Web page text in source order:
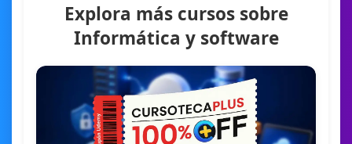
Explora más cursos sobre
Informática y software